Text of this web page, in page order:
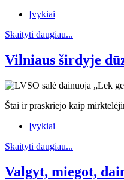
Įvykiai
Skaityti daugiau...
Vilniaus širdyje
Štai ir praskriejo kaip
Įvykiai
Skaityti daugiau...
Valgyt, miegot,